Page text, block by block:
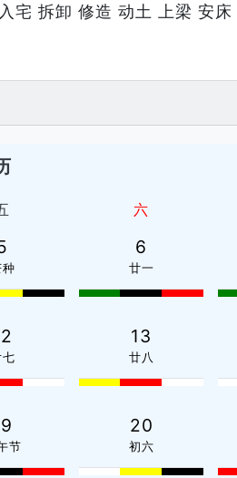
宅 拆卸 修造 动土 上梁 安床
六
种
6
廿一
七
13
廿八
节
20
初六